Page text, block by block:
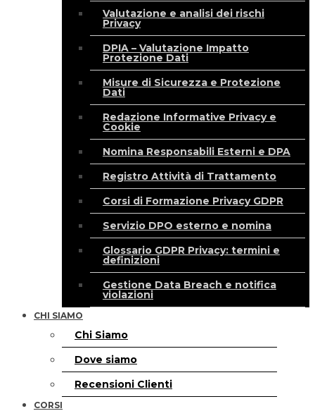
Valutazione e analisi dei rischi
Privacy
DPIA – Valutazione Impatto
Protezione Dati
Misure di Sicurezza e Protezione
Dati
Redazione Informative Privacy e
Cookie
Nomina Responsabili Esterni e DPA
Registro Attività di Trattamento
Corsi di Formazione Privacy GDPR
Servizio DPO esterno e nomina
Glossario GDPR Privacy: termini e
definizioni
Gestione Data Breach e notifica
violazioni
CHI SIAMO
Chi Siamo
Dove siamo
Recensioni Clienti
CORSI